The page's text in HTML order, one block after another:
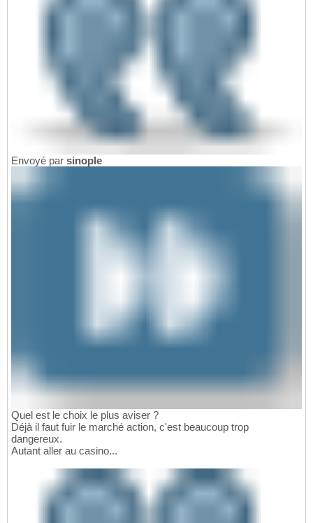
Envoyé par sinople
Quel est le choix le plus aviser ?
Déjà il faut fuir le marché action, c'est beaucoup trop
dangereux.
Autant aller au casino...